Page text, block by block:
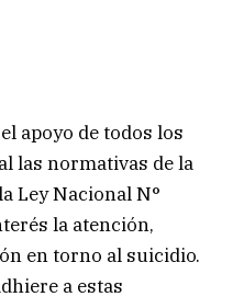
apoyo de todos los
las normativas de la
Ley Nacional N°
la atención,
en torno al suicidio.
a estas